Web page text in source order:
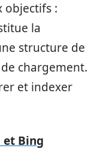
objectifs :
la
structure de
chargement.
et indexer
et Bing